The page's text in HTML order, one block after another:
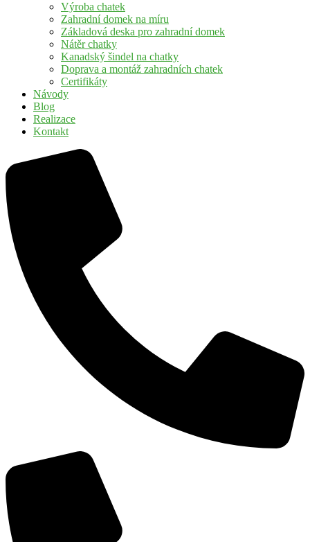
Výroba chatek
Zahradní domek na míru
Základová deska pro zahradní domek
Nátěr chatky
Kanadský šindel na chatky
Doprava a montáž zahradních chatek
Certifikáty
Návody
Blog
Realizace
Kontakt